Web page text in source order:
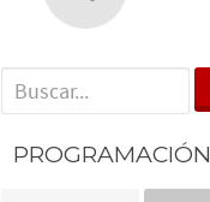
' . __('Search for:') . '
PROGRAMACIÓN